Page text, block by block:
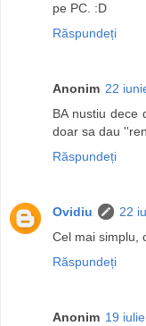
pe PC. :D
Răspundeți
Anonim 22
BA nustiu dece
doar sa dau
Răspundeți
Ovidiu
22
Cel mai simplu,
Răspundeți
Anonim 19